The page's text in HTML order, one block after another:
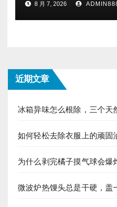
8 月 7, 2026
近期文章
冰箱异味怎么根除，三个天
如何轻松去除衣服上的顽固
为什么剥完橘子摸气球会爆
微波炉热馒头总是干硬，盖